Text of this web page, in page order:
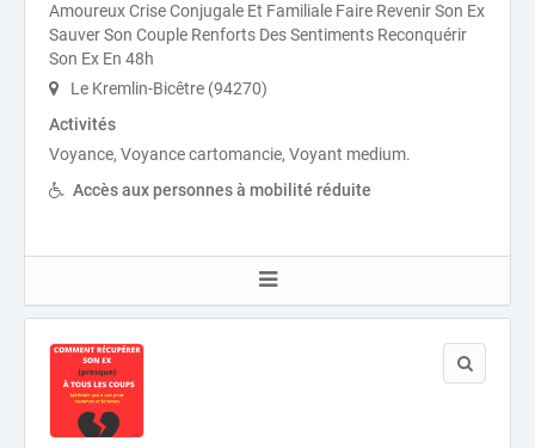
Amoureux Crise Conjugale Et Familiale Faire Revenir Son Ex
Sauver Son Couple Renforts Des Sentiments Reconquérir
Son Ex En 48h
Le Kremlin-Bicêtre (94270)
Activités
Voyance, Voyance cartomancie, Voyant medium.
Accès aux personnes à mobilité réduite